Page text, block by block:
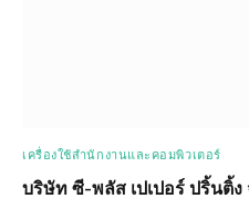
เครื่องใช้สำนักงานและคอมพิวเตอร์
บริษัท ซี-พลัส เปเปอร์ ปริ้นติ้ง